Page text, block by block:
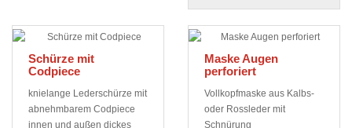
Schürze mit
Codpiece
knielange Lederschürze mit
abnehmbarem Codpiece
innen und außen dickes
Maske Augen
perforiert
Vollkopfmaske aus Kalbs-
oder Rossleder mit
Schnürung